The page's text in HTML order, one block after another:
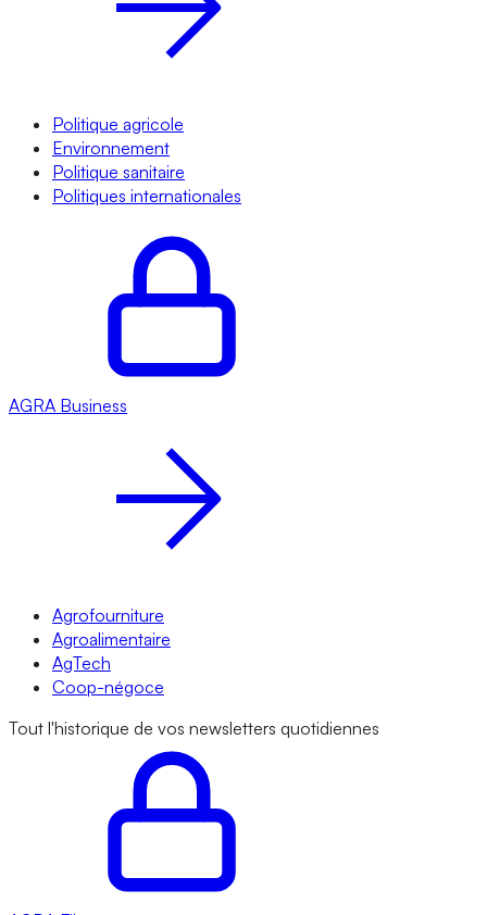
Politique agricole
Environnement
Politique sanitaire
Politiques internationales
AGRA Business
Agrofourniture
Agroalimentaire
AgTech
Coop-négoce
Tout l'historique de vos newsletters quotidiennes